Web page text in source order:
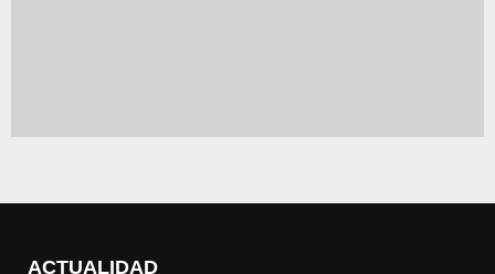
ACTUALIDAD